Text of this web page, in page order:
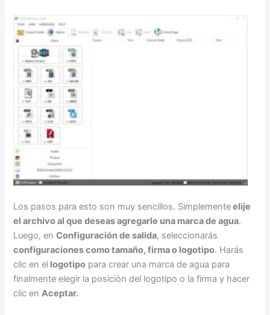
Los pasos para esto son muy sencillos. Simplementeelije
el archivo al que deseas agregarle una marca de agua.
Luego, enConfiguración de salida, seleccionarás
configuraciones como tamaño, firma o logotipo. Harás
clic en el logotipo para crear una marca de agua para
finalmente elegir la posición del logotipo o la firma y hacer
clic enAceptar.